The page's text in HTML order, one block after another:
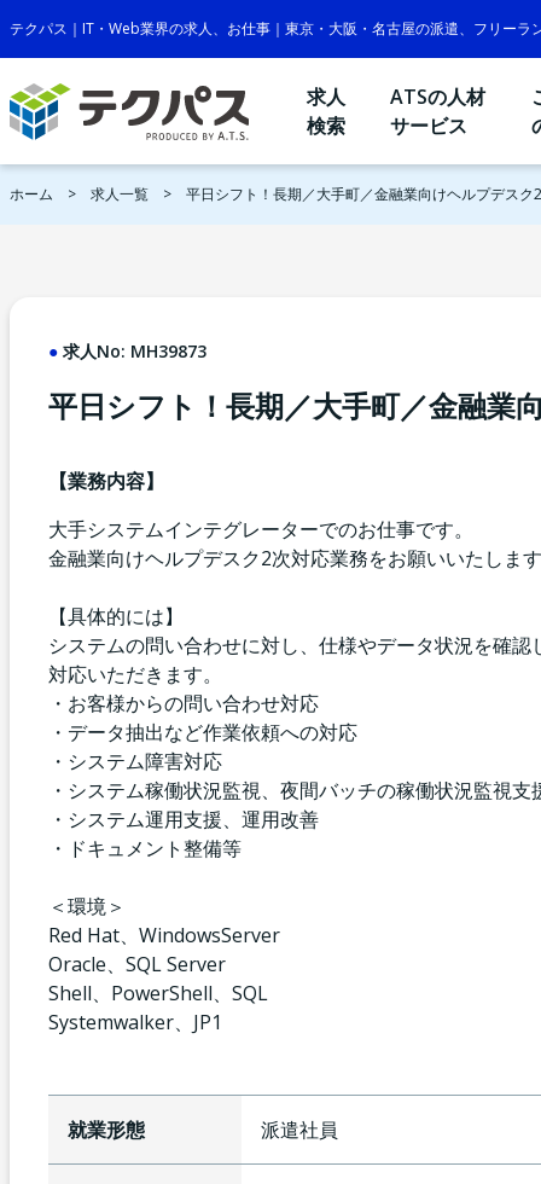
テクパス｜IT・Web業界の求人、お仕事｜東京・大阪・名古屋の派遣、フリーラ
求人
検索
ATSの人材
サービス
ホーム 求人一覧 平日シフト！長期／大手町／金融業向けヘルプデスク
求人No: MH39873
平日シフト！長期／大手町／金融業
【業務内容】
大手システムインテグレーターでのお仕事です。
金融業向けヘルプデスク2次対応業務をお願いいたしま
【具体的には】
システムの問い合わせに対し、仕様やデータ状況を確
対応いただきます。
・お客様からの問い合わせ対応
・データ抽出など作業依頼への対応
・システム障害対応
・システム稼働状況監視、夜間バッチの稼働状況監視支
・システム運用支援、運用改善
・ドキュメント整備等
＜環境＞
Red Hat、WindowsServer
Oracle、SQL Server
Shell、PowerShell、SQL
Systemwalker、JP1
就業形態 派遣社員